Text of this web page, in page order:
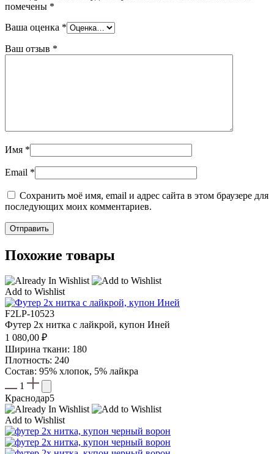
помечены *
Ваша оценка *
Ваш отзыв *
Имя *
Email *
Сохранить моё имя, email и адрес сайта в этом браузере для
последующих моих комментариев.
Похожие товары
Add to Wishlist
F2LP-10523
Футер 2х нитка с лайкрой, купон Иней
1 080,00 ₽
Ширина ткани: 180
Плотность: 240
Состав: 95% хлопок, 5% лайкра
1
Краснодар5
Add to Wishlist